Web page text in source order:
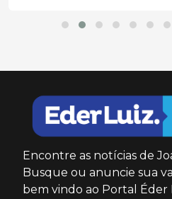
Encontre as notícias de
Busque ou anuncie sua
bem vindo ao Portal Éder